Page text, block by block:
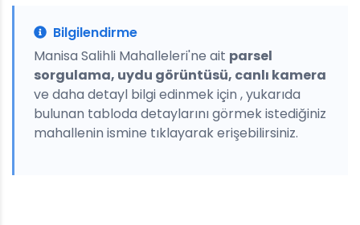
Bilgilendirme
Manisa Salihli Mahalleleri'ne ait parsel
sorgulama, uydu görüntüsü, canlı kamera
ve daha detayl bilgi edinmek için , yukarıda
bulunan tabloda detaylarını görmek istediğiniz
mahallenin ismine tıklayarak erişebilirsiniz.